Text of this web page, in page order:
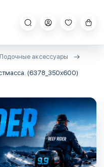
аксессуары
(6378_350x600)